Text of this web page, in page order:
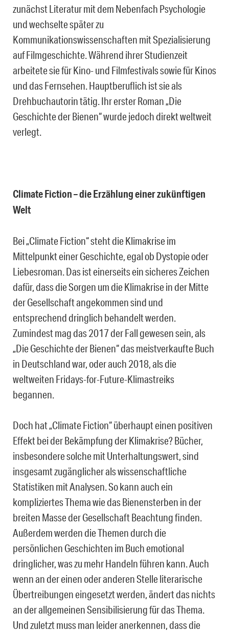
zunächst Literatur mit dem Nebenfach Psychologie
und wechselte später zu
Kommunikationswissenschaften mit Spezialisierung
auf Filmgeschichte. Während ihrer Studienzeit
arbeitete sie für Kino- und Filmfestivals sowie für Kinos
und das Fernsehen. Hauptberuflich ist sie als
Drehbuchautorin tätig. Ihr erster Roman „Die
Geschichte der Bienen“ wurde jedoch direkt weltweit
verlegt.
Climate Fiction – die Erzählung einer zukünftigen
Welt
Bei „Climate Fiction“ steht die Klimakrise im
Mittelpunkt einer Geschichte, egal ob Dystopie oder
Liebesroman. Das ist einerseits ein sicheres Zeichen
dafür, dass die Sorgen um die Klimakrise in der Mitte
der Gesellschaft angekommen sind und
entsprechend dringlich behandelt werden.
Zumindest mag das 2017 der Fall gewesen sein, als
„Die Geschichte der Bienen“ das meistverkaufte Buch
in Deutschland war, oder auch 2018, als die
weltweiten Fridays-for-Future-Klimastreiks
begannen.
Doch hat „Climate Fiction“ überhaupt einen positiven
Effekt bei der Bekämpfung der Klimakrise? Bücher,
insbesondere solche mit Unterhaltungswert, sind
insgesamt zugänglicher als wissenschaftliche
Statistiken mit Analysen. So kann auch ein
kompliziertes Thema wie das Bienensterben in der
breiten Masse der Gesellschaft Beachtung finden.
Außerdem werden die Themen durch die
persönlichen Geschichten im Buch emotional
dringlicher, was zu mehr Handeln führen kann. Auch
wenn an der einen oder anderen Stelle literarische
Übertreibungen eingesetzt werden, ändert das nichts
an der allgemeinen Sensibilisierung für das Thema.
Und zuletzt muss man leider anerkennen, dass die